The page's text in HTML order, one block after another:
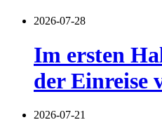
2026-07-28
Im ersten
der Einreise
2026-07-21